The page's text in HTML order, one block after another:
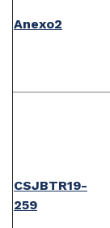
Anexo2
CSJBTR19-
259